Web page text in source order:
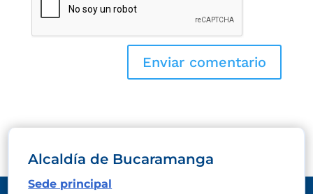
Alcaldía de Bucaramanga
Sede principal